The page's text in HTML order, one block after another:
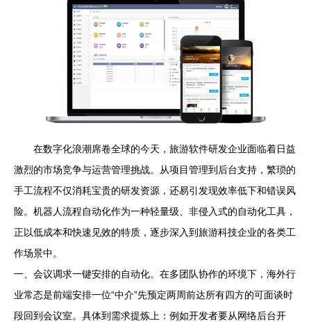
在数字化浪潮席卷全球的今天，旅游软件研发企业面临着日益
激烈的市场竞争与运营管理挑战。从项目管理到后台支持，繁琐的
手工流程不仅消耗宝贵的研发资源，还易引发现效率低下和错误风
险。机器人流程自动化作为一种轻量级、非侵入式的自动化工具，
正以低成本和快速见效的特质，逐步深入到旅游科技企业的各类工
作场景中。
一、会议调求一键安排的自动化。在多团队协作的环境下，海外行
业常态是前端安排一位“中介”先预定两周前达所有四方的可面谈时
段回到会议室。具体到需求提炼上：例如开发者要从网络后台开